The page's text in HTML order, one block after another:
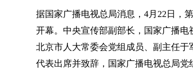
据国家广播电视总局消息，4月22日，
开幕。中央宣传部副部长，国家广播电
北京市人大常委会党组成员、副主任
代表出席并致辞，国家广播电视总局党